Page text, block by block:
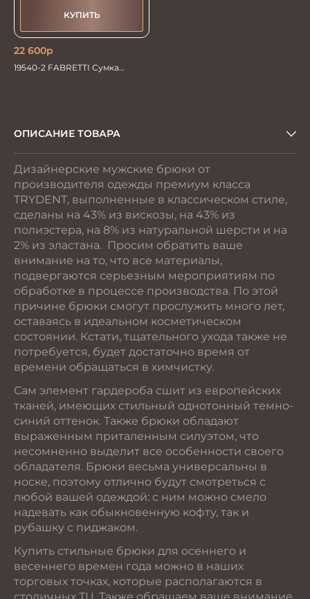
КУПИТЬ
22 600р
19540-2 FABRETTI Сумка
ОПИСАНИЕ ТОВАРА
Дизайнерские мужские брюки от
производителя одежды премиум класса
TRYDENT, выполненные в классическом стиле,
сделаны на 43% из вискозы, на 43% из
полиэстера, на 8% из натуральной шерсти и на
2% из эластана. Просим обратить ваше
внимание на то, что все материалы,
подвергаются серьезным мероприятиям по
обработке в процессе производства. По этой
причине брюки смогут прослужить много лет,
оставаясь в идеальном косметическом
состоянии. Кстати, тщательного ухода также не
потребуется, будет достаточно время от
времени обращаться в химчистку.
Сам элемент гардероба сшит из европейских
тканей, имеющих стильный однотонный темно-
синий оттенок. Также брюки обладают
выраженным приталенным силуэтом, что
несомненно выделит все особенности своего
обладателя. Брюки весьма универсальны в
носке, поэтому отлично будут смотреться с
любой вашей одеждой: с ним можно смело
надевать как обыкновенную кофту, так и
рубашку с пиджаком.
Купить стильные брюки для осеннего и
весеннего времен года можно в наших
торговых точках, которые располагаются в